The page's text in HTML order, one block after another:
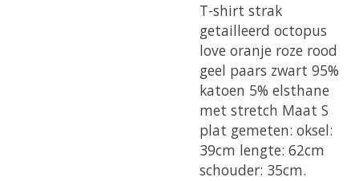
T-shirt strak
getailleerd octopus
love oranje roze rood
geel paars zwart 95%
katoen 5% elsthane
met stretch Maat S
plat gemeten: oksel:
39cm lengte: 62cm
schouder: 35cm.